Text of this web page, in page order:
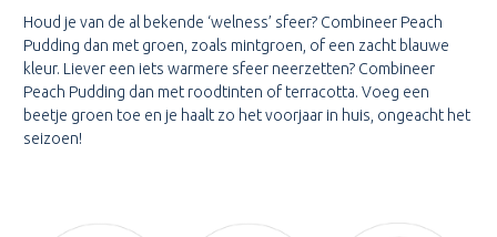
Houd je van de al bekende ‘welness’ sfeer? Combineer Peach
Pudding dan met groen, zoals mintgroen, of een zacht blauwe
kleur. Liever een iets warmere sfeer neerzetten? Combineer
Peach Pudding dan met roodtinten of terracotta. Voeg een
beetje groen toe en je haalt zo het voorjaar in huis, ongeacht het
seizoen!